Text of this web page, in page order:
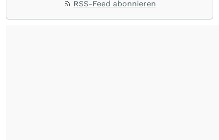
Redaktion verantwortlich. Die Fachjournalisten
RSS-Feed abonnieren